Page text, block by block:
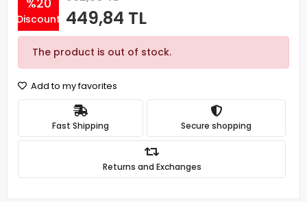
Discount 449,84 TL
The product is out of stock.
Add to my favorites
Fast Shipping Secure shopping
Returns and Exchanges